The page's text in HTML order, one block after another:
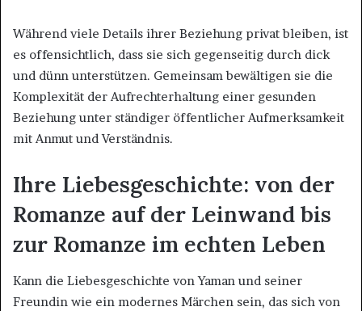
Während viele Details ihrer Beziehung privat bleiben, ist
es offensichtlich, dass sie sich gegenseitig durch dick
und dünn unterstützen. Gemeinsam bewältigen sie die
Komplexität der Aufrechterhaltung einer gesunden
Beziehung unter ständiger öffentlicher Aufmerksamkeit
mit Anmut und Verständnis.
Ihre Liebesgeschichte: von der
Romanze auf der Leinwand bis
zur Romanze im echten Leben
Kann die Liebesgeschichte von Yaman und seiner
Freundin wie ein modernes Märchen sein, das sich von